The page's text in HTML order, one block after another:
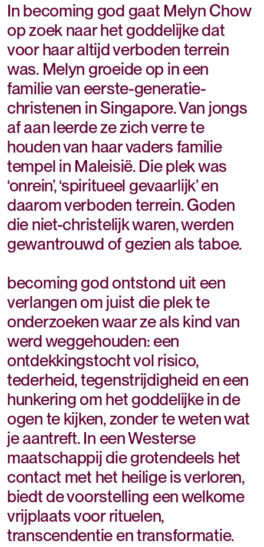
In becoming god gaat Melyn Chow
op zoek naar het goddelijke dat
voor haar altijd verboden terrein
was. Melyn groeide op in een
familie van eerste-generatie-
christenen in Singapore. Van jongs
af aan leerde ze zich verre te
houden van haar vaders familie
tempel in Maleisië. Die plek was
‘onrein’, ‘spiritueel gevaarlijk’ en
daarom verboden terrein. Goden
die niet-christelijk waren, werden
gewantrouwd of gezien als taboe.
becoming god ontstond uit een
verlangen om juist die plek te
onderzoeken waar ze als kind van
werd weggehouden: een
ontdekkingstocht vol risico,
tederheid, tegenstrijdigheid en een
hunkering om het goddelijke in de
ogen te kijken, zonder te weten wat
je aantreft. In een Westerse
maatschappij die grotendeels het
contact met het heilige is verloren,
biedt de voorstelling een welkome
vrijplaats voor rituelen,
transcendentie en transformatie.